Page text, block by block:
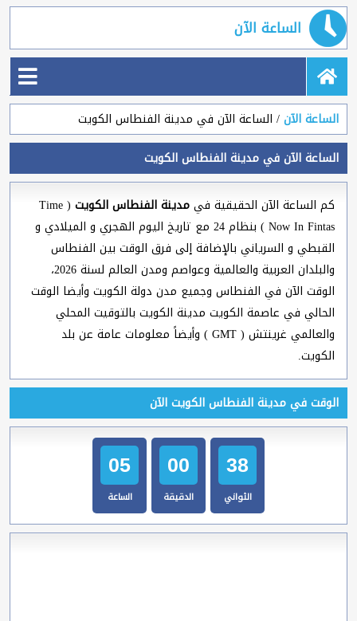
الساعة الآن
الساعة الآن الساعة الآن في مدينة الفنطاس الكويت
الساعة الآن في مدينة الفنطاس الكويت
كم الساعة الآن الحقيقية فيمدينة الفنطاس الكويت ( Time
Now In Fintas ) بنظام 24 مع تاريخ اليوم الهجري و الميلادي و
القبطي و السرياني بالإضافة إلى فرق الوقت بين الفنطاس
والبلدان العربية والعالمية وعواصم ومدن العالم لسنة 2026،
الوقت الآن في الفنطاس وجميع مدن دولة الكويت وأيضا الوقت
الحالي في عاصمة الكويت مدينة الكويت بالتوقيت المحلي
والعالمي غرينتش ( GMT ) وأيضاً معلومات عامة عن بلد
الكويت.
الوقت في مدينة الفنطاس الكويت الآن
05
الساعة
00
الدقيقة
39
الثواني